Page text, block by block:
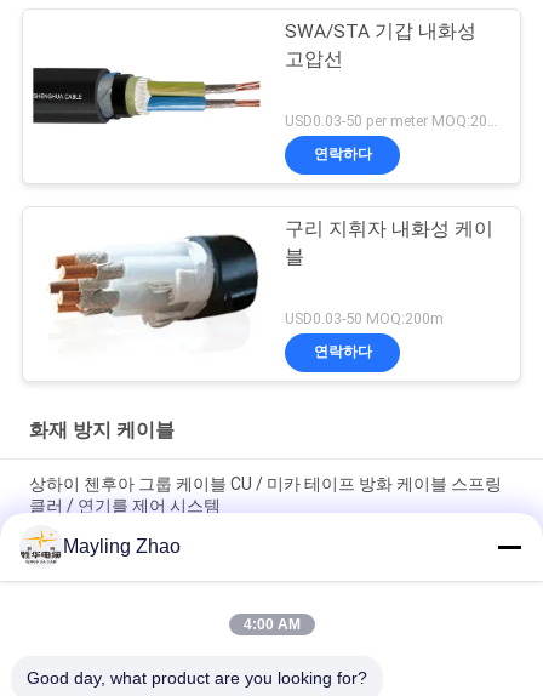
SWA/STA 기갑 내화성
고압선
USD0.03-50 per meter MOQ:200m
연락하다
구리 지휘자 내화성 케이
블
USD0.03-50 MOQ:200m
연락하다
화재 방지 케이블
상하이 첸후아 그룹 케이블 CU / 미카 테이프 방화 케이블 스프링
클러 / 연기를 제어 시스템
신화 그룹 전력 케이블 NYY NYCY 전기 방화력 케이블 건물 / 집 배
선
상하이 셩화 전력 케이블 전기 FRC 4 코어 내열 케이블 1.5mm -
Mayling Zhao
4:00 AM
Good day, what product are you looking for?